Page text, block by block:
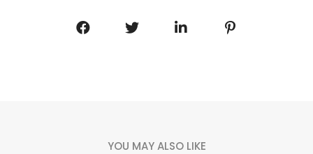
YOU MAY ALSO LIKE